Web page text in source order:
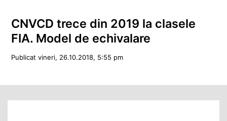
CNVCD trece din 2019 la clasele
FIA. Model de echivalare
Publicat vineri, 26.10.2018, 5:55 pm